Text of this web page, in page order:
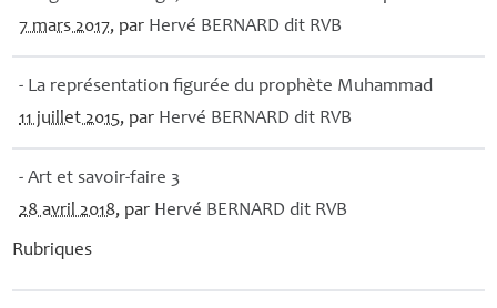
7 mars 2017, par Hervé BERNARD dit RVB
- La représentation figurée du prophète Muhammad
11 juillet 2015, par Hervé BERNARD dit RVB
- Art et savoir-faire 3
28 avril 2018, par Hervé BERNARD dit RVB
Rubriques